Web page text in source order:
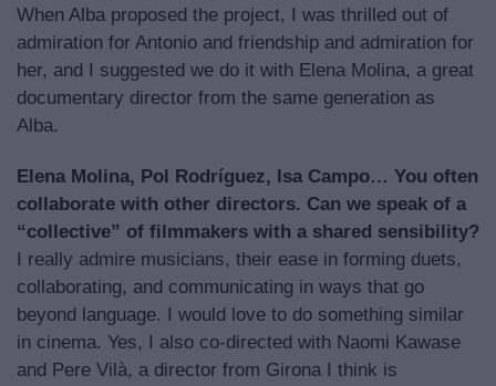
When Alba proposed the project, I was thrilled out of
admiration for Antonio and friendship and admiration for
her, and I suggested we do it with Elena Molina, a great
documentary director from the same generation as
Alba.
Elena Molina, Pol Rodríguez, Isa Campo… You often
collaborate with other directors. Can we speak of a
“collective” of filmmakers with a shared sensibility?
I really admire musicians, their ease in forming duets,
collaborating, and communicating in ways that go
beyond language. I would love to do something similar
in cinema. Yes, I also co-directed with Naomi Kawase
and Pere Vilà, a director from Girona I think is